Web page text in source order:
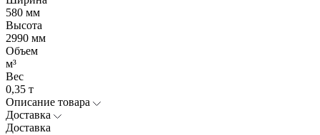
580 мм
Высота
2990 мм
Объем
м³
Вес
0,35 т
Описание товара
Доставка
Доставка